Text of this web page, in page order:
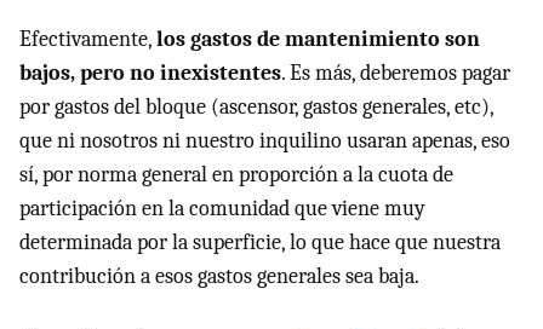
Efectivamente,los gastos de mantenimiento son
bajos, pero no inexistentes. Es más, deberemos pagar
por gastos del bloque (ascensor, gastos generales, etc),
que ni nosotros ni nuestro inquilino usaran apenas, eso
sí, por norma general en proporción a la cuota de
participación en la comunidad que viene muy
determinada por la superficie, lo que hace que nuestra
contribución a esos gastos generales sea baja.